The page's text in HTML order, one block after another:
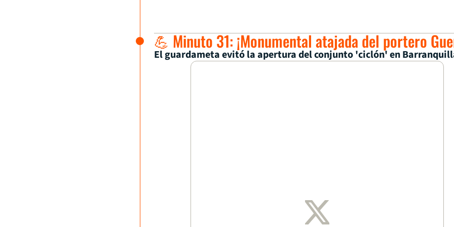
💪 Minuto 31: ¡Monumental atajada del portero
El guardameta evitó la apertura del conjunto 'ciclón' en